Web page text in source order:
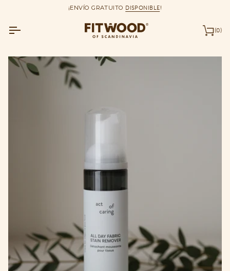
¡ENVÍO GRATUITO DISPONIBLE!
(0)